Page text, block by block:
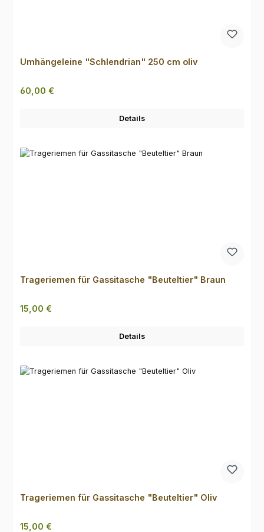
Umhängeleine "Schlendrian" 250 cm oliv
Regulärer Preis:
60,00 €
Details
Trageriemen für Gassitasche "Beuteltier" Braun
Regulärer Preis:
15,00 €
Details
Trageriemen für Gassitasche "Beuteltier" Oliv
Regulärer Preis:
15,00 €